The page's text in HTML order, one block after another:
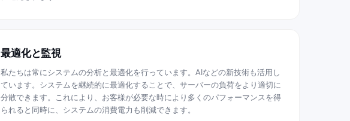
最適化と監視
私たちは常にシステムの分析と最適化を行っています。AIなどの新技術も活用し
ています。システムを継続的に最適化することで、サーバーの負荷をより適切に
分散できます。これにより、お客様が必要な時により多くのパフォーマンスを得
られると同時に、システムの消費電力も削減できます。